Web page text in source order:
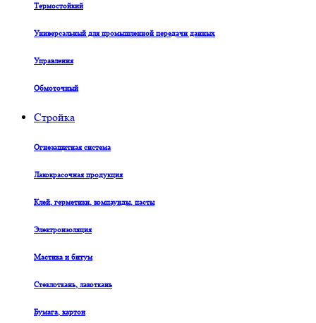
Термостойкий
Универсальный для промышленной передачи данных
Управления
Обмоточный
Стройка
Огнезащитная система
Лакокрасочная продукция
Клей, герметики, компаунды, пасты
Электроизоляция
Мастика и битум
Стеклоткань, лакоткань
Бумага, картон